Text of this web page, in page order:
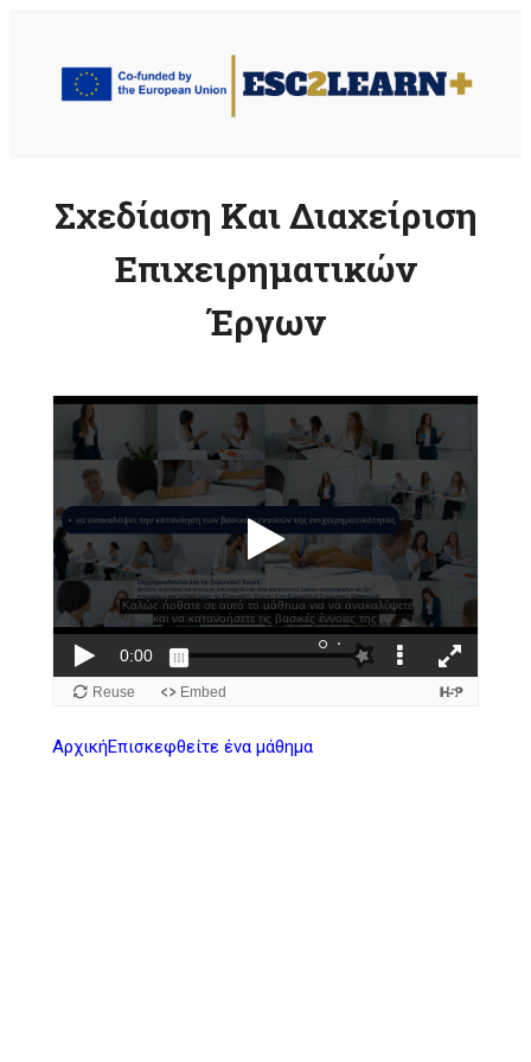
περιεχόμενο
Σχεδίαση Και Διαχείριση
Επιχειρηματικών
Έργων
ΑρχικήΕπισκεφθείτε ένα μάθημα